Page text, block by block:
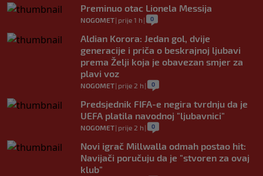
Preminuo otac Lionela Messija
NOGOMET| prije 1 h | 0
Aldian Korora: Jedan gol, dvije
generacije i priča o beskrajnoj ljubavi
prema Želji koja je obavezan smjer za
plavi voz
NOGOMET| prije 2 h | 0
Predsjednik FIFA-e negira tvrdnju da je
UEFA platila navodnoj "ljubavnici"
NOGOMET| prije 2 h | 0
Novi igrač Millwalla odmah postao hit:
Navijači poručuju da je "stvoren za ovaj
klub"